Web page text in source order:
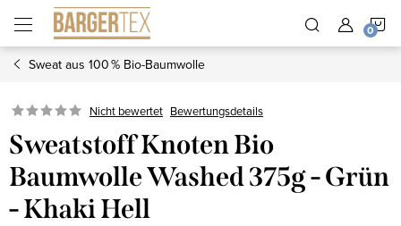
Inhalt
springen
Sweat aus 100 % Bio-Baumwolle
Nicht bewertet Bewertungsdetails
Sweatstoff Knoten Bio
Baumwolle Washed 375g - Grün
- Khaki Hell